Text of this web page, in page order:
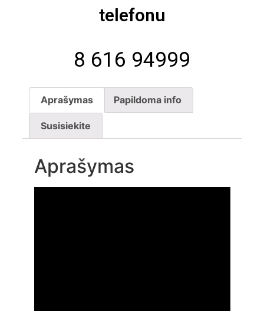
telefonu
8 616 94999
Aprašymas Papildoma info
Susisiekite
Aprašymas